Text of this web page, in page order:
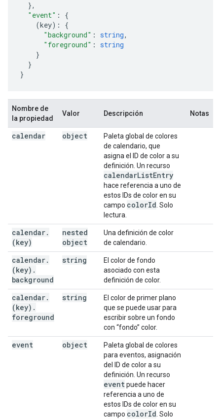
},
"event" :
(key) :
"background" : string,
"foreground" : string
}
}
Nombre de
la propiedad
Valor Descripción Notas
calendar object
Paleta global de colores
de calendario, que
asigna el ID de color a su
definición. Un recurso
calendarListEntry
hace referencia a uno de
estos IDs de color en su
campo colorId . Solo
lectura.
calendar.
(key)
nested
object
Una definición de color
de calendario.
calendar.
(key) .
background
string
El color de fondo
asociado con esta
definición de color.
calendar.
(key) .
foreground
string
El color de primer plano
que se puede usar para
escribir sobre un fondo
con “fondo” color.
event object
Paleta global de colores
para eventos, asignación
del ID de color a su
definición. Un recurso
eventpuede hacer
referencia a uno de
estos IDs de color en su
campo colorId . Solo